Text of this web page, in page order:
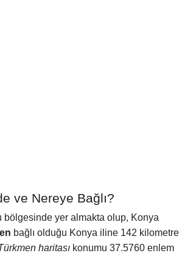
ve Nereye Bağlı?
bölgesinde yer almakta olup, Konya
bağlı olduğu Konya iline 142 kilometre
haritası konumu 37.5760 enlem